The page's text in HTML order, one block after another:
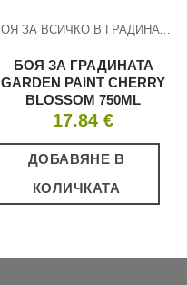
БОЯ ЗА ВСИЧКО В ГРАДИНАТА
БОЯ ЗА ГРАДИНАТА
GARDEN PAINT CHERRY
BLOSSOM 750ML
17.84 €
ДОБАВЯНЕ В
КОЛИЧКАТА